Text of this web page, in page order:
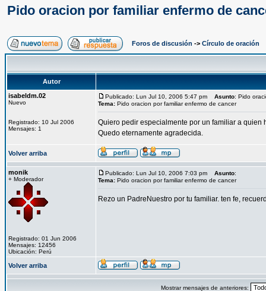
Pido oracion por familiar enfermo de
Foros de discusión -> Círculo de oración
Autor
isabeldm.02
Nuevo
Registrado: 10 Jul 2006
Mensajes: 1
Publicado: Lun Jul 10, 2006 5:47 pm Asunto: Pido
Tema: Pido oracion por familiar enfermo de cancer
Quiero pedir especialmente por un familiar a
Quedo eternamente agradecida.
Volver arriba
monik
+ Moderador
Registrado: 01 Jun 2006
Mensajes: 12456
Ubicación: Perú
Publicado: Lun Jul 10, 2006 7:03 pm Asunto:
Tema: Pido oracion por familiar enfermo de cancer
Rezo un PadreNuestro por tu familiar. ten fe,
Volver arriba
Mostrar mensajes de anteriores: